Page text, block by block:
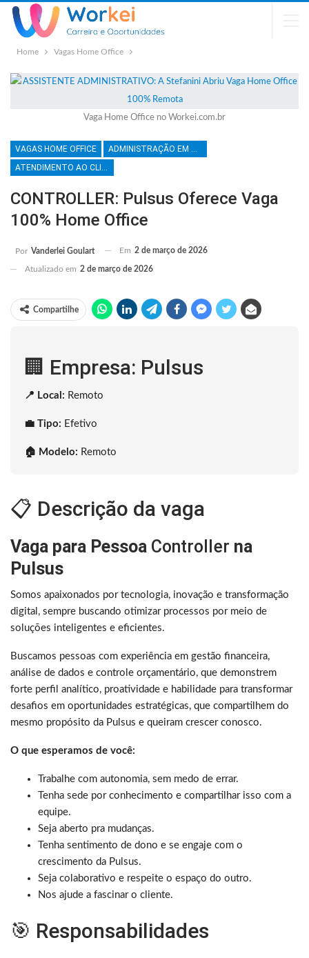
Home Vagas Home Office
Vaga Home Office no Workei.com.br
VAGAS HOME OFFICE
ADMINISTRAÇÃO EM GERAL
ATENDIMENTO AO CLIENTE
CONTROLLER: Pulsus Oferece Vaga
100% Home Office
Por Vanderlei Goulart Em 2 de março de 2026
Atualizado em 2 de março de 2026
Compartilhe
🏢 Empresa: Pulsus
📍 Local: Remoto
💼 Tipo: Efetivo
🏠 Modelo: Remoto
📋 Descrição da vaga
Vaga para Pessoa Controller na
Pulsus
Somos apaixonados por tecnologia, inovação e transformação
digital, sempre buscando otimizar processos por meio de
soluções inteligentes e eficientes.
Buscamos pessoas com experiência em gestão financeira,
análise de dados e controle orçamentário, que demonstrem
forte perfil analítico, proatividade e habilidade para transformar
desafios em oportunidades estratégicas, que compartilhem do
mesmo propósito da Pulsus e queiram crescer conosco.
O que esperamos de você:
Trabalhe com autonomia, sem medo de errar.
Tenha sede por conhecimento e compartilhar isso com a
equipe.
Seja aberto pra mudanças.
Tenha sentimento de dono e se engaje com o
crescimento da Pulsus.
Seja colaborativo e respeite o espaço do outro.
Nos ajude a fascinar o cliente.
🎯 Responsabilidades